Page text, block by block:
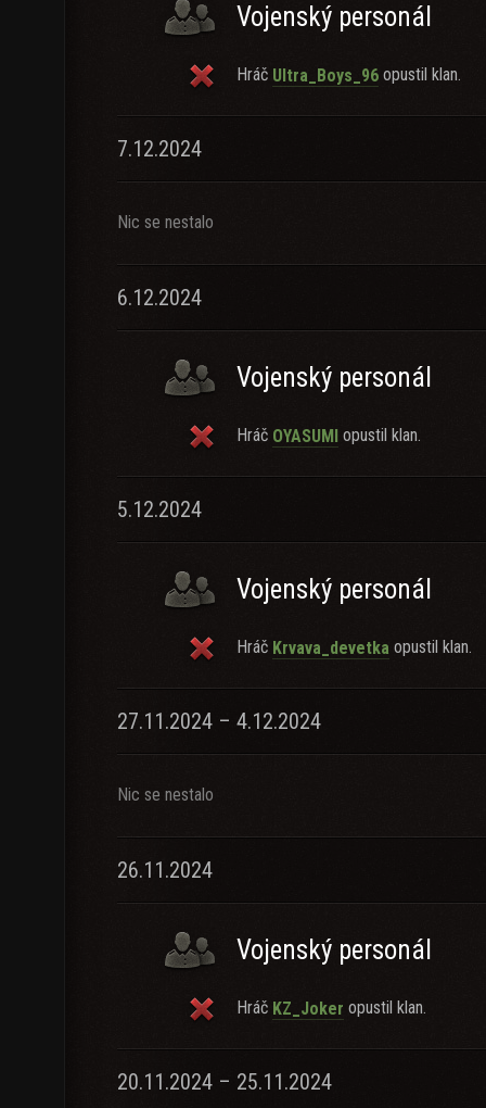
Vojenský personál
Hráč Ultra_Boys_96 opustil klan.
7.12.2024
Nic se nestalo
6.12.2024
Vojenský personál
Hráč OYASUMl opustil klan.
5.12.2024
Vojenský personál
Hráč Krvava_devetka opustil klan.
27.11.2024 – 4.12.2024
Nic se nestalo
26.11.2024
Vojenský personál
Hráč KZ_Joker opustil klan.
20.11.2024 – 25.11.2024